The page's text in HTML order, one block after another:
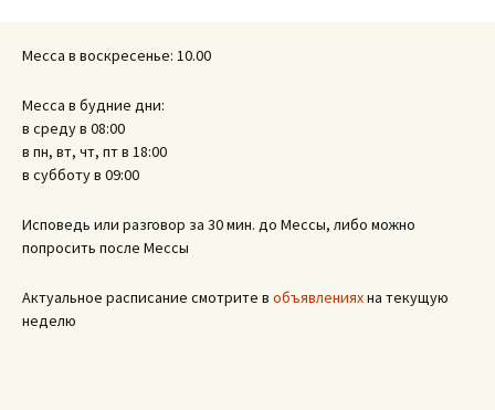
Месса в воскресенье: 10.00
Месса в будние дни:
в среду в 08:00
в пн, вт, чт, пт в 18:00
в субботу в 09:00
Исповедь или разговор за 30 мин. до Мессы, либо можно
попросить после Мессы
Актуальное расписание смотрите в объявленияхна текущую
неделю